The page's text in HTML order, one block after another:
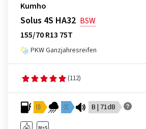
Kumho
Solus 4S HA32 BSW
155/70 R13 75T
PKW Ganzjahresreifen
(112)
D C B | 71dB